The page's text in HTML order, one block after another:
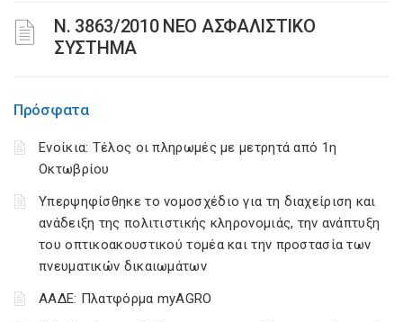
N. 3863/2010 ΝΕΟ ΑΣΦΑΛΙΣΤΙΚΟ
ΣΥΣΤΗΜΑ
Πρόσφατα
Ενοίκια: Τέλος οι πληρωμές με μετρητά από 1η
Οκτωβρίου
Υπερψηφίσθηκε το νομοσχέδιο για τη διαχείριση και
ανάδειξη της πολιτιστικής κληρονομιάς, την ανάπτυξη
του οπτικοακουστικού τομέα και την προστασία των
πνευματικών δικαιωμάτων
ΑΑΔΕ: Πλατφόρμα myAGRO